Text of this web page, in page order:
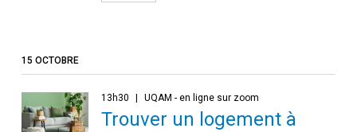
15 OCTOBRE
13h30 UQAM - en ligne sur zoom
Trouver un logement à